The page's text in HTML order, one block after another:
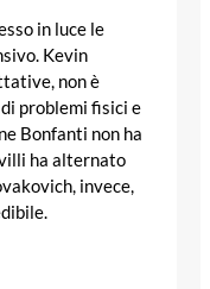
in luce le
Kevin
non è
problemi fisici e
Bonfanti non ha
ha alternato
invece,